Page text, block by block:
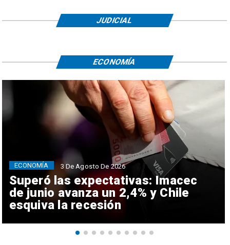
JUDICIAL
Superó las expectativas: Imacec
de junio avanza un 2,4% y Chile
esquiva la recesión
ECONOMÍA 3 De Agosto De 2026
ECONOMÍA